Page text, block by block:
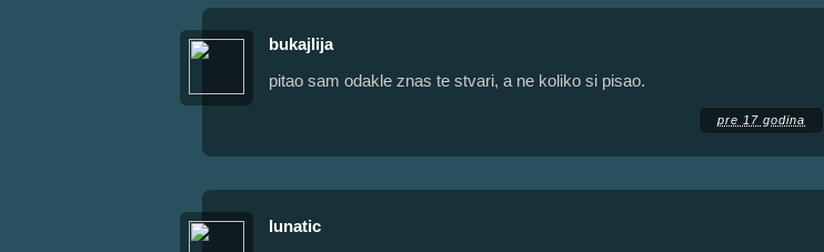
bukajlija
pitao sam odakle znas te stvari, a ne koliko si pisao.
pre 17 godina
lunatic